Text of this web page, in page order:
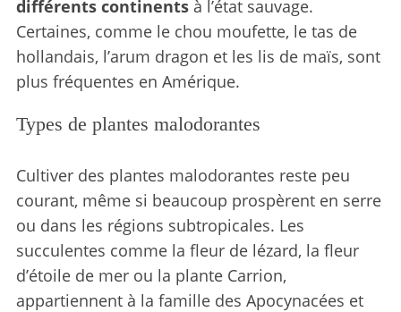
différents continentsà l’état sauvage.
Certaines, comme le chou moufette, le tas de
hollandais, l’arum dragon et les lis de maïs, sont
plus fréquentes en Amérique.
Types de plantes malodorantes
Cultiver des plantes malodorantes reste peu
courant, même si beaucoup prospèrent en serre
ou dans les régions subtropicales. Les
succulentes comme la fleur de lézard, la fleur
d’étoile de mer ou la plante Carrion,
appartiennent à la famille des Apocynacées et